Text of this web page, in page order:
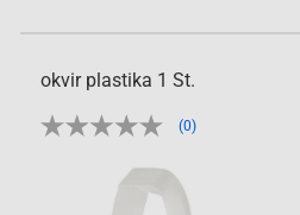
okvir plastika 1 St.
(0)